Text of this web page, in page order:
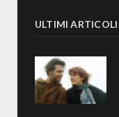
ULTIMI ARTICOLI